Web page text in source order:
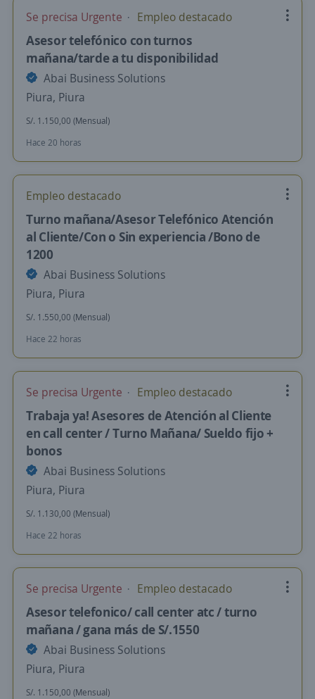
Se precisa Urgente Empleo destacado
Asesor telefónico con turnos
mañana/tarde a tu disponibilidad
Abai Business Solutions
Piura, Piura
S/. 1.150,00 (Mensual)
Hace 20 horas
Empleo destacado
Turno mañana/Asesor Telefónico Atención
al Cliente/Con o Sin experiencia /Bono de
1200
Abai Business Solutions
Piura, Piura
S/. 1.550,00 (Mensual)
Hace 22 horas
Se precisa Urgente Empleo destacado
Trabaja ya! Asesores de Atención al Cliente
en call center / Turno Mañana/ Sueldo fijo +
bonos
Abai Business Solutions
Piura, Piura
S/. 1.130,00 (Mensual)
Hace 22 horas
Se precisa Urgente Empleo destacado
Asesor telefonico/ call center atc / turno
mañana / gana más de S/.1550
Abai Business Solutions
Piura, Piura
S/. 1.150,00 (Mensual)